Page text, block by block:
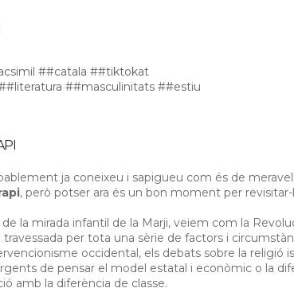
##catala ##tiktokat
##masculinitats ##estiu
ja coneixeu i sapigueu com és de
, però potser ara és un bon moment per revisitar-
de la mirada infantil de la Marji, veiem com la
travessada per tota una sèrie de factors i
occidental, els debats sobre la religió
de pensar el model estatal i econòmic o la
amb la diferència de classe.